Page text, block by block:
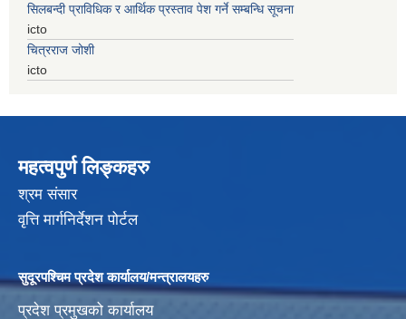
सिलबन्दी प्राविधिक र आर्थिक प्रस्ताव पेश गर्ने सम्बन्धि सूचना
icto
चित्रराज जोशी
icto
महत्वपुर्ण लिङ्कहरु
श्रम संसार
वृत्ति मार्गनिर्देशन पोर्टल
सुदूरपश्चिम प्रदेश कार्यालय/मन्त्रालयहरु
प्रदेश प्रमुखको कार्यालय